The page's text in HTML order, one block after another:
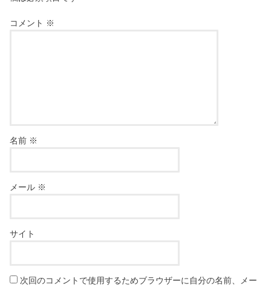
コメント ※
名前 ※
メール ※
サイト
次回のコメントで使用するためブラウザーに自分の名前、メー